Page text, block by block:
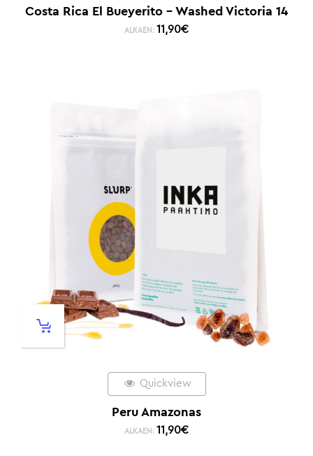
Costa Rica El Bueyerito – Washed Victoria 14
ALKAEN: 11,90€
Quickview
Peru Amazonas
ALKAEN: 11,90€